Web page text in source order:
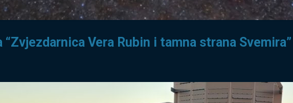
Vera Rubin i tamna strana Svemira”